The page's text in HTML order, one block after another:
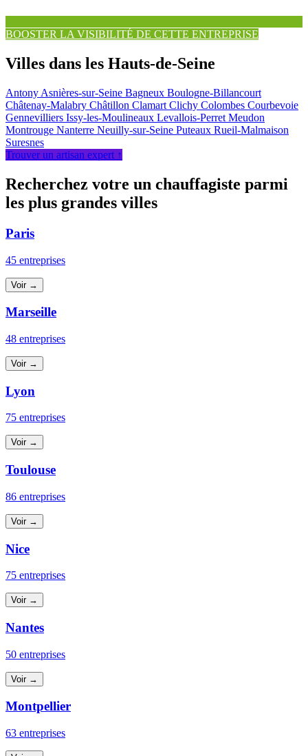
BOOSTER LA VISIBILITÉ DE CETTE ENTREPRISE
Villes dans les Hauts-de-Seine
Antony Asnières-sur-Seine Bagneux Boulogne-Billancourt
Châtenay-Malabry Châtillon Clamart Clichy Colombes Courbevoie
Gennevilliers Issy-les-Moulineaux Levallois-Perret Meudon
Montrouge Nanterre Neuilly-sur-Seine Puteaux Rueil-Malmaison
Suresnes
Trouver un artisan expert ↑
Recherchez votre un chauffagiste parmi
les plus grandes villes
Paris
45 entreprises
Voir →
Marseille
48 entreprises
Voir →
Lyon
75 entreprises
Voir →
Toulouse
86 entreprises
Voir →
Nice
75 entreprises
Voir →
Nantes
50 entreprises
Voir →
Montpellier
63 entreprises